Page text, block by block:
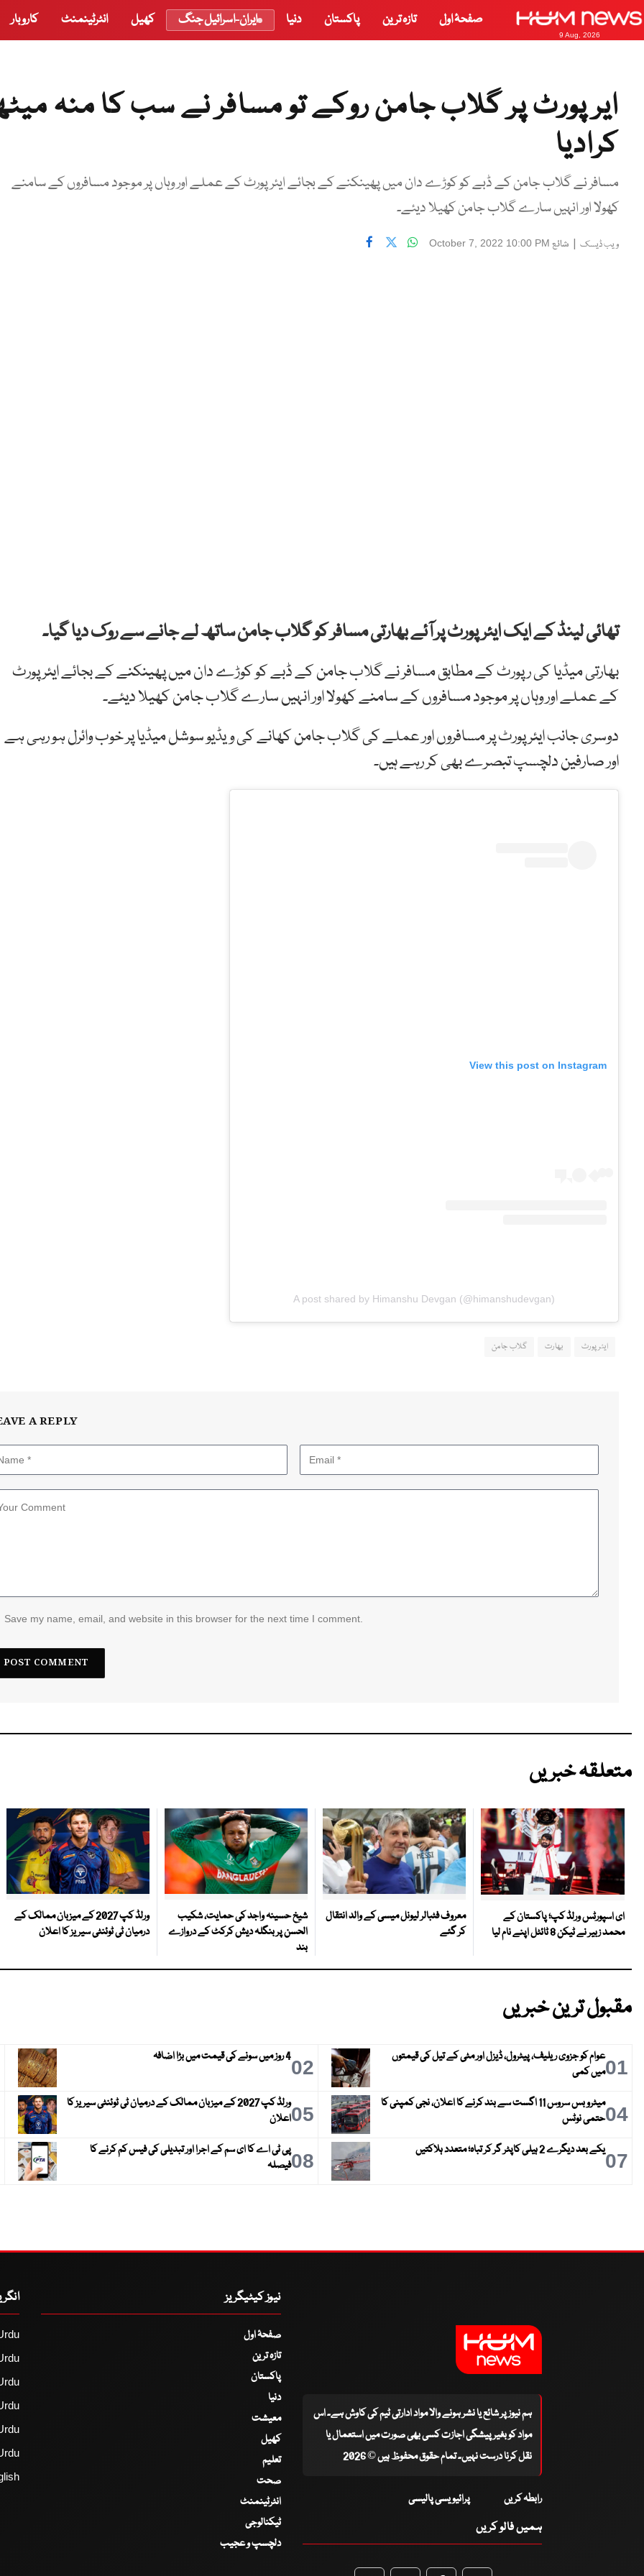
9 Aug, 2026
صفحۂ اول تازہ ترین پاکستان دنیا ایران-اسرائیل جنگ کھیل انٹرٹینمنٹ کاروبار
ایر پورٹ پر گلاب جامن روکے تو مسافر نے سب کا منہ
کرادیا
مسافر نے گلاب جامن کے ڈبے کو کوڑے دان میں پھینکنے کے بجائے ایئرپورٹ کے عملے اور وہاں پر موجود مسافروں کے سامنے
کھولا اور انہیں سارے گلاب جامن کھیلا دیئے۔
ویب ڈیسک | شائع October 7, 2022 10:00 PM
تھائی لینڈ کے ایک ایئرپورٹ پر آئے بھارتی مسافر کو گلاب جامن ساتھ لے جانے سے روک دیا گیا۔
بھارتی میڈیا کی رپورٹ کے مطابق مسافر نے گلاب جامن کے ڈبے کو کوڑے دان میں پھینکنے کے بجائے ایئرپورٹ
کے عملے اور وہاں پر موجود مسافروں کے سامنے کھولا اور انہیں سارے گلاب جامن کھیلا دیئے۔
دوسری جانب ایئرپورٹ پر مسافروں اور عملے کی گلاب جامن کھانے کی ویڈیو سوشل میڈیا پر خوب وائرل ہو رہی ہے
اور صارفین دلچسپ تبصرے بھی کر رہے ہیں۔
View this post on Instagram
A post shared by Himanshu Devgan (@himanshudevgan)
ایئرپورٹ بھارت گلاب جامن
A REPLY
Save my name, email, and website in this browser for the next time I comment.
متعلقہ خبریں
ای اسپورٹس ورلڈ کپ؛ پاکستان کے
محمد زبیر نے ٹیکن 8 ٹائٹل اپنے نام لیا
معروف فٹبالر لیونل میسی کے والد انتقال
کر گئے
شیخ حسینہ واجد کی حمایت، شکیب
الحسن پر بنگلہ دیش کرکٹ کے دروازے
بند
ورلڈ کپ 2027 کے میزبان ممالک کے
درمیان ٹی ٹوئنٹی سیریز کا اعلان
مقبول ترین خبریں
01عوام کو جزوی ریلیف، پیٹرول، ڈیزل اور مٹی کے تیل کی قیمتوں
میں کمی
024 روز میں سونے کی قیمت میں بڑا اضافہ
04
میٹرو بس سروس 11 اگست سے بند کرنے کا اعلان، نجی کمپنی کا
حتمی نوٹس
05
ورلڈ کپ 2027 کے میزبان ممالک کے درمیان ٹی ٹوئنٹی سیریز کا
اعلان
07یکے بعد دیگرے 2 ہیلی کاپٹر گر کر تباہ؛ متعدد ہلاکتیں 08پی ٹی اے کا ای سم کے اجرا اور تبدیلی کی فیس کم کرنے کا
فیصلہ
ہم نیوز پر شائع یا نشر ہونے والا مواد ادارتی ٹیم کی کاوش ہے۔ اس
مواد کو بغیر پیشگی اجازت کسی بھی صورت میں استعمال یا
نقل کرنا درست نہیں۔ تمام حقوق محفوظ ہیں © 2026
رابطہ کریں پرائیویسی پالیسی
ہمیں فالو کریں
نیوز کیٹیگریز
صفحۂ اول
تازہ ترین
پاکستان
دنیا
معیشت
کھیل
تعلیم
صحت
انٹرٹینمنٹ
ٹیکنالوجی
دلچسپ و عجیب